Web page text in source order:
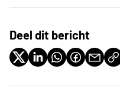
Deel dit bericht